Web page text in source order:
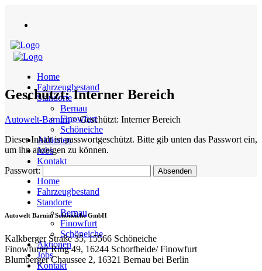
Home
Fahrzeugbestand
Standorte
Bernau
Finowfurt
Schöneiche
Aktionen
Jobs
Kontakt
Home
Fahrzeugbestand
Standorte
Bernau
Finowfurt
Schöneiche
Aktionen
Jobs
Kontakt
Geschützt: Interner Bereich
Autowelt-Barnim>Geschützt: Interner Bereich
Dieser Inhalt ist passwortgeschützt. Bitte gib unten das Passwort ein,
um ihn anzeigen zu können.
Passwort:
Autowelt Barnim Schöneiche GmbH
Kalkberger Straße 35, 15566 Schöneiche
Finowfurter Ring 49, 16244 Schorfheide/ Finowfurt
Blumberger Chaussee 2, 16321 Bernau bei Berlin